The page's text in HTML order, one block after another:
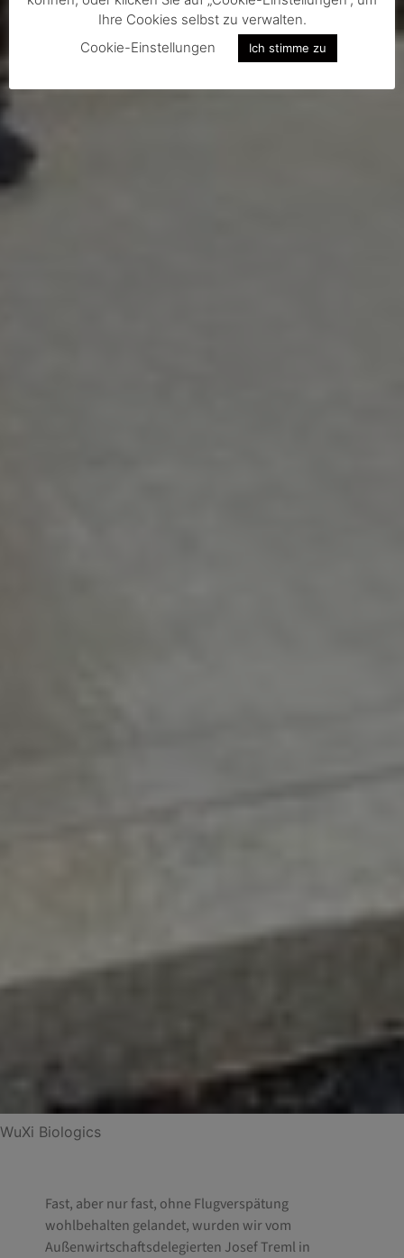
WuXi Biologics
Fast, aber nur fast, ohne Flugverspätung
wohlbehalten gelandet, wurden wir vom
Außenwirtschaftsdelegierten Josef Treml in
Ihre Cookies selbst zu verwalten.
Cookie-Einstellungen
Ich stimme zu